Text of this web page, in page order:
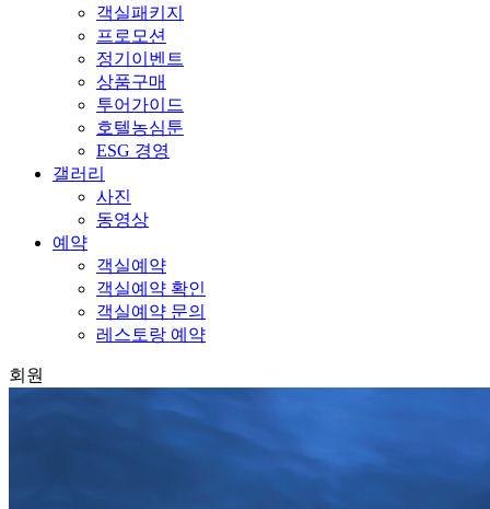
객실패키지
프로모션
정기이벤트
상품구매
투어가이드
호텔농심툰
ESG 경영
갤러리
사진
동영상
예약
객실예약
객실예약 확인
객실예약 문의
레스토랑 예약
회원